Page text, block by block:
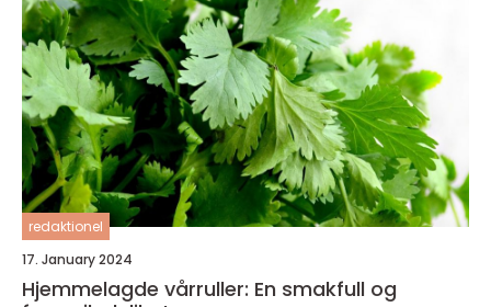
redaktionel
17. January 2024
Hjemmelagde vårruller: En smakfull og